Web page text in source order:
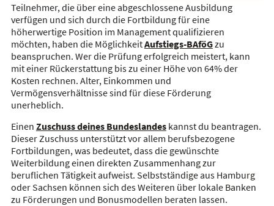
Teilnehmer, die über eine abgeschlossene Ausbildung
verfügen und sich durch die Fortbildung für eine
höherwertige Position im Management qualifizieren
möchten, haben die MöglichkeitAufstiegs-BAföGzu
beanspruchen. Wer die Prüfung erfolgreich meistert, kann
mit einer Rückerstattung bis zu einer Höhe von 64% der
Kosten rechnen. Alter, Einkommen und
Vermögensverhältnisse sind für diese Förderung
unerheblich.
Einen Zuschuss deines Bundeslandeskannst du beantragen.
Dieser Zuschuss unterstützt vor allem berufsbezogene
Fortbildungen, was bedeutet, dass die gewünschte
Weiterbildung einen direkten Zusammenhang zur
beruflichen Tätigkeit aufweist. Selbstständige aus Hamburg
oder Sachsen können sich des Weiteren über lokale Banken
zu Förderungen und Bonusmodellen beraten lassen.